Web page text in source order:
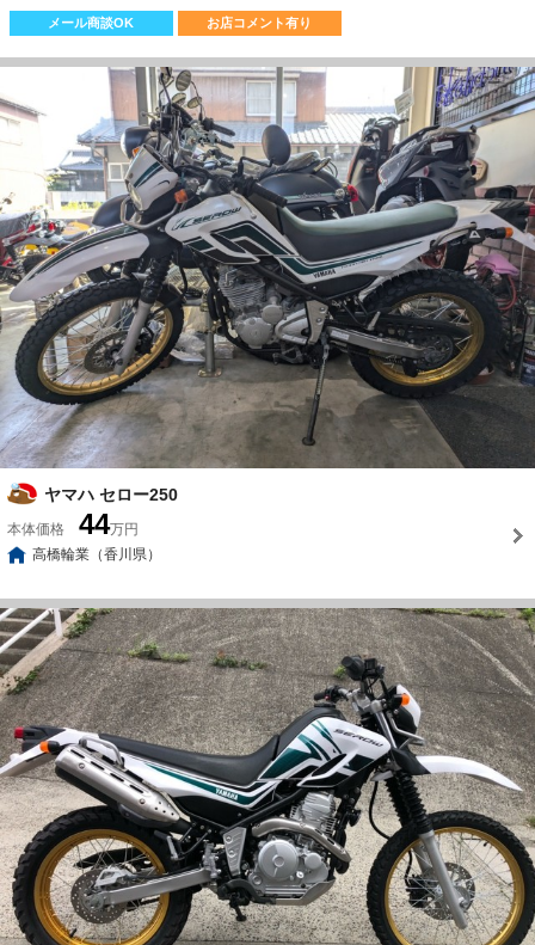
メール商談OK お店コメント有り
ヤマハ セロー250
本体価格 44万円
高橋輪業（香川県）